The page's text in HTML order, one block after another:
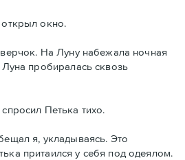
окно.
На Луну набежала ночная
Луна пробиралась сквозь
Петька тихо.
я, укладываясь. Это
притаился у себя под одеялом.